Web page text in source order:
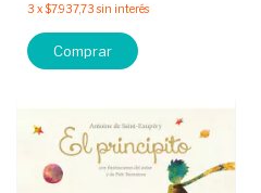
3 x$7.937,73 sin interés